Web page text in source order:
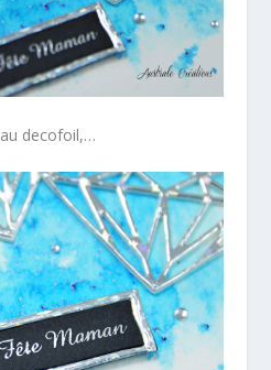
au decofoil,…